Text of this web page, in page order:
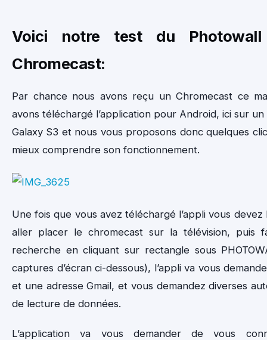
Voici notre test du
Chromecast:
Par chance nous avons reçu un Chromecast ce
avons téléchargé l’application pour Android, ici sur un
Galaxy S3 et nous vous proposons donc quelques
mieux comprendre son fonctionnement.
Une fois que vous avez téléchargé l’appli vous devez
aller placer le chromecast sur la télévision, puis
recherche en cliquant sur rectangle sous
captures d’écran ci-dessous), l’appli va vous
et une adresse Gmail, et vous demandez diverses
de lecture de données.
L’application va vous demander de vous